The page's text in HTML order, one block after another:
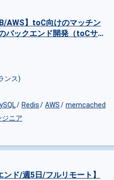
AWS】toC向けのマッチン
バックエンド開発（toCサー
方）
ンス)
Redis AWS
memcached
ジニア
ンド/週5日/フルリモート】